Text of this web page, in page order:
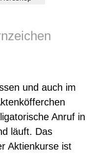
und auch im
Anruf in
läuft. Das
Aktienkurse ist